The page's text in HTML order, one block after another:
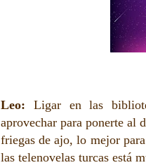
Leo: Ligar en las
aprovechar para ponerte al
friegas de ajo, lo mejor
las telenovelas turcas está